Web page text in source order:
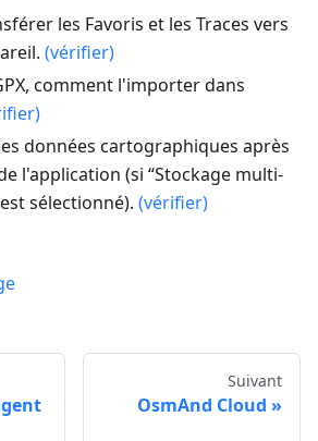
les Favoris et les Traces vers
(vérifier)
comment l'importer dans
données cartographiques après
l'application (si “Stockage multi-
sélectionné). (vérifier)
Suivant
OsmAnd Cloud